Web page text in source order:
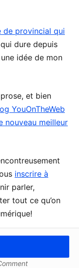
de provincial qui
dure depuis
idée de mon
et bien
YouOnTheWeb
nouveau meilleur
inscrire à
parler,
tout ce qu’on